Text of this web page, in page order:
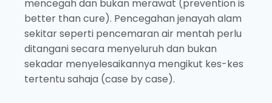
mencegah dan bukan merawat (prevention is
better than cure). Pencegahan jenayah alam
sekitar seperti pencemaran air mentah perlu
ditangani secara menyeluruh dan bukan
sekadar menyelesaikannya mengikut kes-kes
tertentu sahaja (case by case).